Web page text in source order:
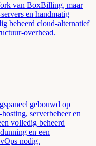
van BoxBilling, maar
en handmatig
beheerd cloud-alternatief
overhead.
gebouwd op
serverbeheer en
volledig beheerd
en een
nodig.